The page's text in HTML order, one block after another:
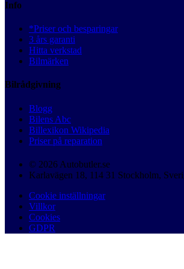
Info
*Priser och besparingar
3 års garanti
Hitta verkstad
Bilmärken
Bilrådgivning
Blogg
Bilens Abc
Billexikon Wikipedia
Priser på reparation
© 2026 Autobutler.se
Karlavägen 18, 114 31 Stockholm,
Cookie inställningar
Villkor
Cookies
GDPR